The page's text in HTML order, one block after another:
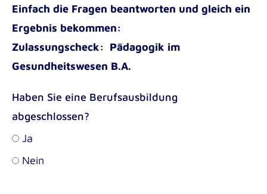
Einfach die Fragen beantworten und gleich ein
Ergebnis bekommen:
Zulassungscheck: Pädagogik im
Gesundheitswesen B.A.
Haben Sie eine Berufsausbildung
abgeschlossen?
Ja
Nein